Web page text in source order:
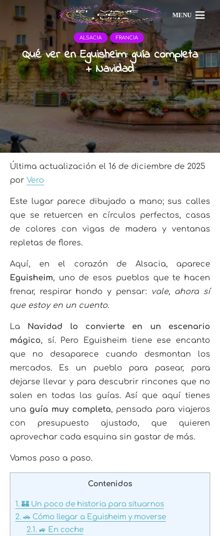
MENU
ALSACIA FRANCIA
Qué ver en Eguisheim: guía completa
+ Navidad
Última actualización el 16 de diciembre de 2025
por Vero
Este lugar parece dibujado a mano; sus calles
que se retuercen en círculos perfectos, casas
de colores con vigas de madera y ventanas
repletas de flores.
Aquí, en el corazón de Alsacia, aparece
Eguisheim, uno de esos pueblos que te hacen
frenar, respirar hondo y pensar:
vale, ahora sí
que estoy en un cuento.
La Navidad lo convierte en un escenario
mágico, sí. Pero Eguisheim tiene ese encanto
que no desaparece cuando desmontan los
mercados. Es un pueblo para pasear, para
dejarse llevar y para descubrir rincones que no
salen en todas las guías. Así que aquí tienes
una guía muy completa, pensada para viajeros
con presupuesto ajustado, que quieren
aprovechar cada esquina sin gastar de más.
Vamos paso a paso.
Contenidos
1. 🏰 Un poco de historia para situarnos
2. 🚗 Cómo llegar a Eguisheim y moverse
2.1.🚙 En coche